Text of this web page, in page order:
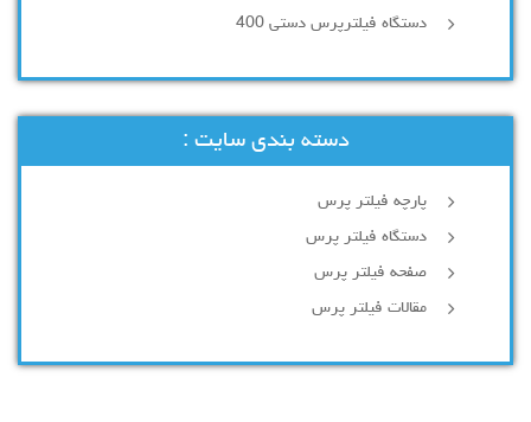
دستگاه فیلترپرس دستی 400
دسته بندی سایت :
پارچه فیلتر پرس
دستگاه فیلتر پرس
صفحه فیلتر پرس
مقالات فیلتر پرس